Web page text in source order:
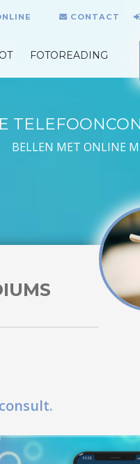
CONTACT
FOTOREADING
BELLEN MET ONLINE